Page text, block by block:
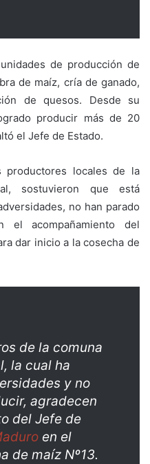
de producción de
de maíz, cría de ganado,
de quesos. Desde su
producir más de 20
el Jefe de Estado.
localesde la
sostuvieron que está
no han parado
el acompañamiento del
dar inicio a la cosecha de
de la comuna
la cual ha
y no
agradecen
del Jefe de
en el
de maíz Nº13.